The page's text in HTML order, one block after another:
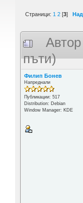
Страници: 1 2 [3]
Автор
пъти)
Филип Бонев
Напреднали
Публикации: 517
Distribution: Debian
Window Manager: KDE